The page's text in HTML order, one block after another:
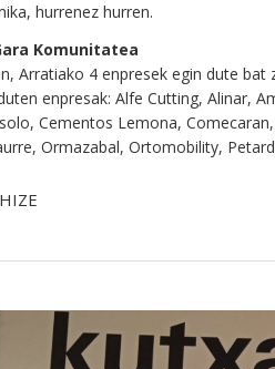
hurrenez hurren.
Komunitatea
Arratiako 4 enpresek egin dute
enpresak: Alfe Cutting, Alinar,
Cementos Lemona,
Ormazabal, Ortomobility,